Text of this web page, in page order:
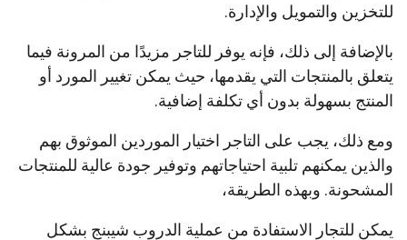
للتخزين والتمويل والإدارة.
بالإضافة إلى ذلك، فإنه يوفر للتاجر مزيدًا من المرونة فيما
يتعلق بالمنتجات التي يقدمها، حيث يمكن تغيير المورد أو
المنتج بسهولة بدون أي تكلفة إضافية.
ومع ذلك، يجب على التاجر اختيار الموردين الموثوق بهم
والذين يمكنهم تلبية احتياجاتهم وتوفير جودة عالية للمنتجات
المشحونة. وبهذه الطريقة،
يمكن للتجار الاستفادة من عملية الدروب شيبنج بشكل